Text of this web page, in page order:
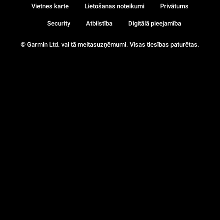
© Garmin Ltd. vai tā meitasuzņēmumi. Visas tiesības paturētas.
Vietnes karte Lietošanas noteikumi Privātums
Security Atbilstība Digitālā pieejamība